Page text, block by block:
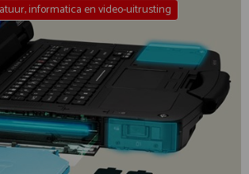
informatica en video-uitrusting